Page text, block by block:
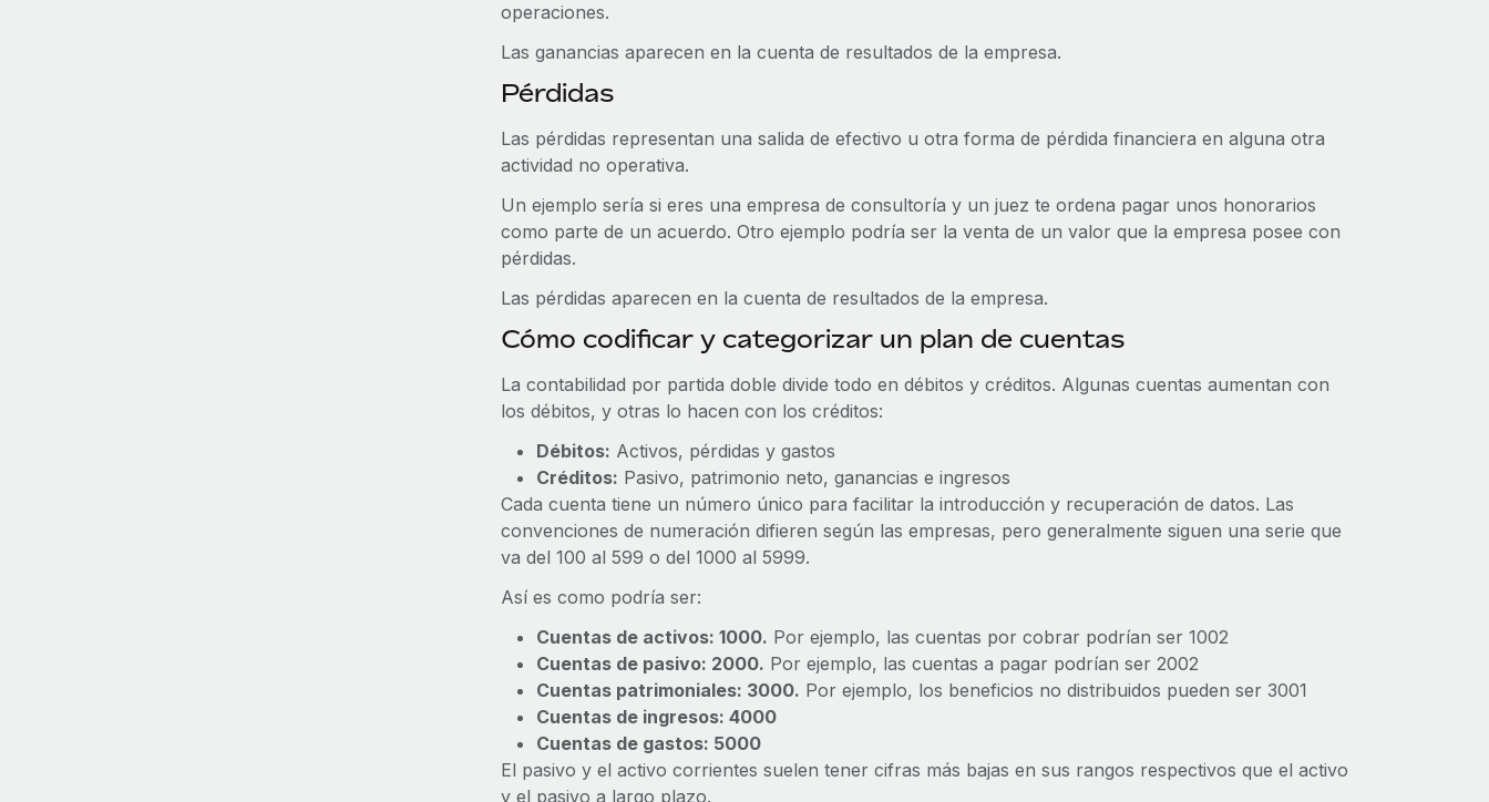
operaciones.
Las ganancias aparecen en la cuenta de resultados de la empresa.
Pérdidas
Las pérdidas representan una salida de efectivo u otra forma de pérdida financiera en alguna otra
actividad no operativa.
Un ejemplo sería si eres una empresa de consultoría y un juez te ordena pagar unos honorarios
como parte de un acuerdo. Otro ejemplo podría ser la venta de un valor que la empresa posee con
pérdidas.
Las pérdidas aparecen en la cuenta de resultados de la empresa.
Cómo codificar y categorizar un plan de cuentas
La contabilidad por partida doble divide todo en débitos y créditos. Algunas cuentas aumentan con
los débitos, y otras lo hacen con los créditos:
Débitos: Activos, pérdidas y gastos
Créditos: Pasivo, patrimonio neto, ganancias e ingresos
Cada cuenta tiene un número único para facilitar la introducción y recuperación de datos. Las
convenciones de numeración difieren según las empresas, pero generalmente siguen una serie que
va del 100 al 599 o del 1000 al 5999.
Así es como podría ser:
Cuentas de activos: 1000. Por ejemplo, las cuentas por cobrar podrían ser 1002
Cuentas de pasivo: 2000. Por ejemplo, las cuentas a pagar podrían ser 2002
Cuentas patrimoniales: 3000. Por ejemplo, los beneficios no distribuidos pueden ser 3001
Cuentas de ingresos: 4000
Cuentas de gastos: 5000
El pasivo y el activo corrientes suelen tener cifras más bajas en sus rangos respectivos que el activo
y el pasivo a largo plazo.